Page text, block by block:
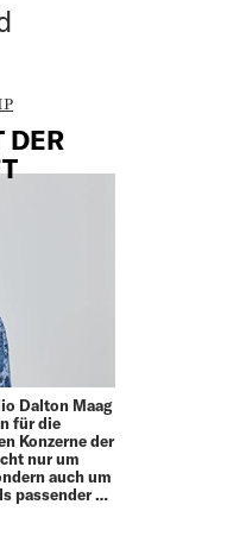
DER
Dalton Maag
für die
Konzerne der
nur um
auch um
passender …